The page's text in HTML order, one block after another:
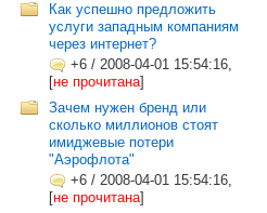
Как успешно предложить
услуги западным компаниям
через интернет?
+6 / 2008-04-01 15:54:16,
[не прочитана]
Зачем нужен бренд или
сколько миллионов стоят
имиджевые потери
"Аэрофлота"
+6 / 2008-04-01 15:54:16,
[не прочитана]